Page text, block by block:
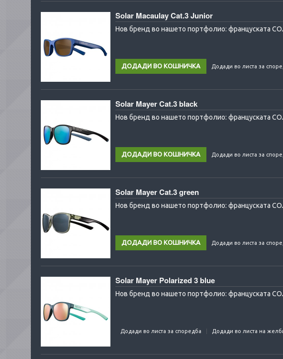
Додади во листа за
Solar Macaulay Cat.3 Junior
Нов бренд во нашето портфолио: француската
Додади во листа за
Solar Mayer Cat.3 black
Нов бренд во нашето портфолио: француската
Додади во листа за
Solar Mayer Cat.3 green
Нов бренд во нашето портфолио: француската
Додади во листа на
Додади во листа за споредба
Solar Mayer Polarized 3 blue
Нов бренд во нашето портфолио: француската